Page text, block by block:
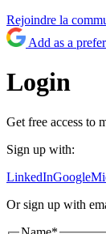
Rejoindre la
Add as a
Login
Get free access to
Sign up with:
LinkedInGoogle
Or sign up with